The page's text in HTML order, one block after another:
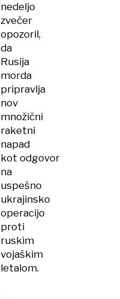
nedeljo
zvečer
opozoril,
da
Rusija
morda
pripravlja
nov
množični
raketni
napad
kot odgovor
na
uspešno
ukrajinsko
operacijo
proti
ruskim
vojaškim
letalom.